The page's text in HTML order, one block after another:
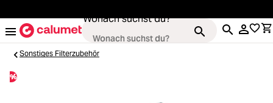
Wonach suchst du?
Sonstiges Filterzubehör
%